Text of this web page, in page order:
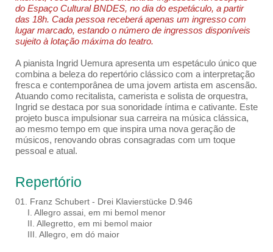
do Espaço Cultural BNDES, no dia do espetáculo, a partir
das 18h. Cada pessoa receberá apenas um ingresso com
lugar marcado, estando o número de ingressos disponíveis
sujeito à lotação máxima do teatro.
A pianista Ingrid Uemura apresenta um espetáculo único que
combina a beleza do repertório clássico com a interpretação
fresca e contemporânea de uma jovem artista em ascensão.
Atuando como recitalista, camerista e solista de orquestra,
Ingrid se destaca por sua sonoridade íntima e cativante. Este
projeto busca impulsionar sua carreira na música clássica,
ao mesmo tempo em que inspira uma nova geração de
músicos, renovando obras consagradas com um toque
pessoal e atual.
Repertório
01. Franz Schubert - Drei Klavierstücke D.946
I. Allegro assai, em mi bemol menor
II. Allegretto, em mi bemol maior
III. Allegro, em dó maior